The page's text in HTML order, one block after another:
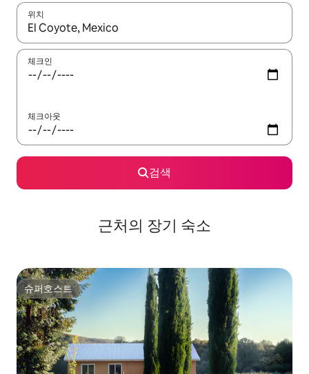
위치
결과가 나오면 위·아래 화살표 키를 사용하거나 터치 또는 스와이
체크인
체크아웃
검색
근처의 장기 숙소
슈퍼호스트
슈퍼호스트